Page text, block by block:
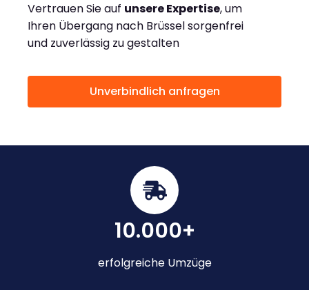
Vertrauen Sie auf unsere Expertise, um
Ihren Übergang nach Brüssel sorgenfrei
und zuverlässig zu gestalten
Unverbindlich anfragen
10.000+
erfolgreiche Umzüge